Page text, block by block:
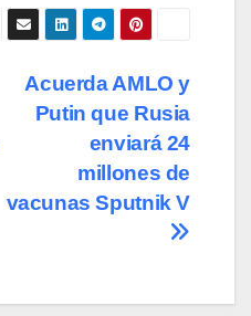
m
Acuerda AMLO y
Putin que Rusia
enviará 24
millones de
vacunas Sputnik V